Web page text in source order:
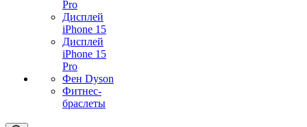
Pro
Дисплей
iPhone 15
Дисплей
iPhone 15
Pro
Фен Dyson
Фитнес-
браслеты